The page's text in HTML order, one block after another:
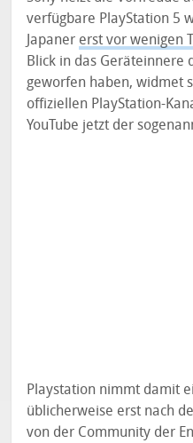
verfügbare PlayStation 5
Japaner erst vor wenigen
Blick in das Geräteinnere
geworfen haben, widmet
offiziellen PlayStation-
YouTube jetzt der
Playstation nimmt damit
üblicherweise erst nach
von der Community der